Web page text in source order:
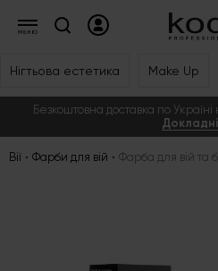
Нігтьова естетика Make Up
Безкоштовна доставка по
Вії Фарби для вій Фарба для вій та